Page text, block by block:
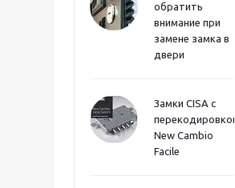
обратить
внимание при
замене замка в
двери
Замки CISA с
перекодировкой
New Cambio
Facile